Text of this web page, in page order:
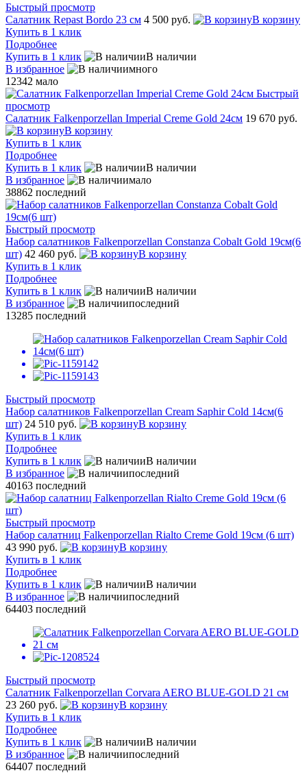
Быстрый просмотр
Салатник Repast Bordo 23 см 4 500 руб.
В корзину
Купить в 1 клик
Подробнее
Купить в 1 клик
В наличии
В избранное
много
12342 мало
Быстрый
просмотр
Салатник Falkenporzellan Imperial Creme Gold 24см 19 670 руб.
В корзину
Купить в 1 клик
Подробнее
Купить в 1 клик
В наличии
В избранное
мало
38862 последний
Быстрый просмотр
Набор салатников Falkenporzellan Constanza Cobalt Gold 19см(6
шт) 42 460 руб.
В корзину
Купить в 1 клик
Подробнее
Купить в 1 клик
В наличии
В избранное
последний
13285 последний
Быстрый просмотр
Набор салатников Falkenporzellan Creаm Saphir Cold 14см(6
шт) 24 510 руб.
В корзину
Купить в 1 клик
Подробнее
Купить в 1 клик
В наличии
В избранное
последний
40163 последний
Быстрый просмотр
Набор салатниц Falkenporzellan Rialto Creme Gold 19см (6 шт)
43 990 руб.
В корзину
Купить в 1 клик
Подробнее
Купить в 1 клик
В наличии
В избранное
последний
64403 последний
Быстрый просмотр
Салатник Falkenporzellan Corvara AERO BLUE-GOLD 21 см
23 260 руб.
В корзину
Купить в 1 клик
Подробнее
Купить в 1 клик
В наличии
В избранное
последний
64407 последний